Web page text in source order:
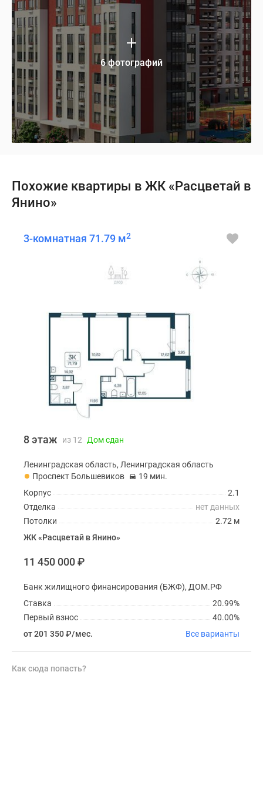
6 фотографий
Похожие квартиры в ЖК «Расцветай в
Янино»
3-комнатная 71.79 м2
8 этаж из 12 Дом сдан
Ленинградская область, Ленинградская область
Проспект Большевиков
19 мин.
2.1
Корпус
нет данных
Отделка
2.72 м
Потолки
ЖК «Расцветай в Янино»
11 450 000₽
Банк жилищного финансирования (БЖФ), ДОМ.РФ
20.99%
Ставка
40.00%
Первый взнос
от 201 350₽/мес. Все варианты
Как сюда попасть?